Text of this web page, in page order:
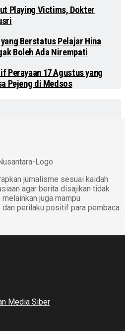
Playing Victims, Dokter
Berstatus Pelajar Hina
Boleh Ada Nirempati
Perayaan 17 Agustus yang
Pejeng di Medsos
jurnalisme sesuai kaidah
agar berita disajikan tidak
juga mampu
perilaku positif para pembaca.
Media Siber